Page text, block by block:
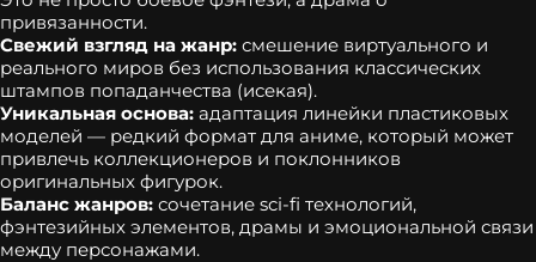
привязанности.
Свежий взгляд на жанр: смешение виртуального и
реального миров без использования классических
штампов попаданчества (исекая).
Уникальная основа: адаптация линейки пластиковых
моделей — редкий формат для аниме, который может
привлечь коллекционеров и поклонников
оригинальных фигурок.
Баланс жанров: сочетание sci‑fi технологий,
фэнтезийных элементов, драмы и эмоциональной связи
между персонажами.